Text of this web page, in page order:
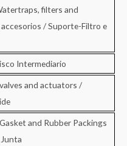
filters and
/ Suporte-Filtro e
Intermediario
and actuators /
and Rubber Packings